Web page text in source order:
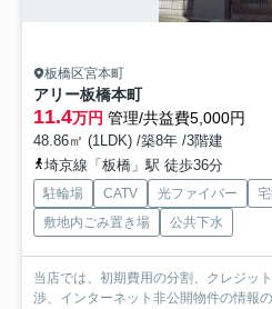
板橋区宮本町
アリー板橋本町
11.4万円 管理/共益費5,000円
48.86㎡ (1LDK) /築8年 /3階建
埼京線「板橋」駅 徒歩36分
駐輪場 CATV 光ファイバー
敷地内ごみ置き場
公共下水
当店では、初期費用の分割、クレジッ
渉、インターネット非公開物件の情報